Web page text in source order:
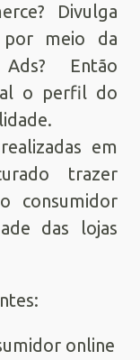
Divulga
meio da
Então
o perfil do
em
trazer
consumidor
das lojas
online